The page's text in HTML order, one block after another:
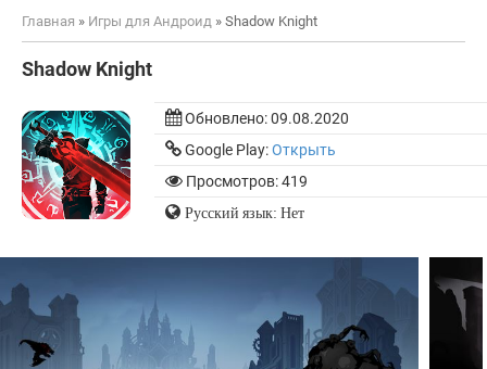
к
Главная » Игры для Андроид » Shadow Knight
Shadow Knight
Обновлено:09.08.2020
Google Play:Открыть
Просмотров: 419
Русский язык: Нет